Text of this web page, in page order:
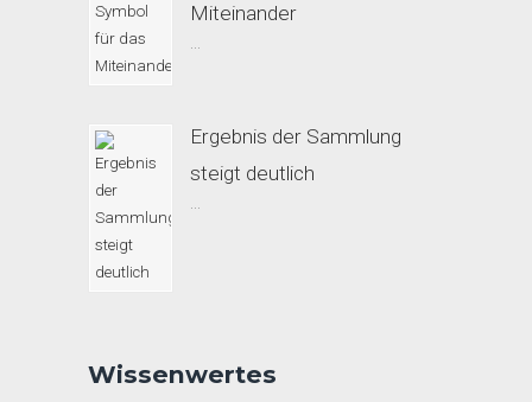
Miteinander
...
Ergebnis der Sammlung
steigt deutlich
...
Wissenwertes